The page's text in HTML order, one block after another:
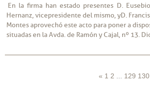
En la firma han estado presentes D.
Hernanz, vicepresidente del mismo, y D.
Montes aprovechó este acto para poner a
situadas en la Avda. de Ramón y Cajal, nº 13.
« 1 2 129 130